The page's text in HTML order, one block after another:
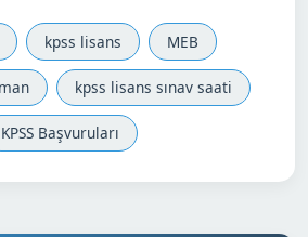
kpss lisans MEB
kpss lisans sınav saati
KPSS Başvuruları